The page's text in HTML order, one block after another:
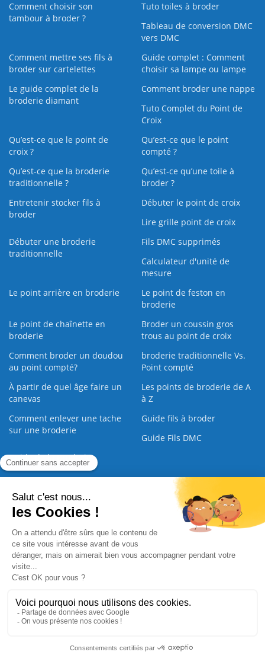
Comment choisir son
tambour à broder ?
Tuto toiles à broder
Tableau de conversion DMC
vers DMC
Comment mettre ses fils à
broder sur cartelettes
Guide complet : Comment
choisir sa lampe ou lampe
Le guide complet de la
broderie diamant
Comment broder une nappe
Tuto Complet du Point de
Croix
Qu’est-ce que le point de
croix ?
Qu’est-ce que le point
compté ?
Qu’est-ce que la broderie
traditionnelle ?
Qu’est‑ce qu’une toile à
broder ?
Entretenir stocker fils à
broder
Débuter le point de croix
Lire grille point de croix
Débuter une broderie
traditionnelle
Fils DMC supprimés
Calculateur d'unité de
mesure
Le point arrière en broderie
Le point de feston en
broderie
Le point de chaînette en
broderie
Broder un coussin gros
trous au point de croix
Comment broder un doudou
au point compté?
broderie traditionnelle Vs.
Point compté
À partir de quel âge faire un
canevas
Les points de broderie de A
à Z
Comment enlever une tache
sur une broderie
Guide fils à broder
Guide Fils DMC
Guide de la Broderie
Nous contacter |
Paiement sécurisé
2008 - 2026 © CreaMagic. ALL Rights Reserved.